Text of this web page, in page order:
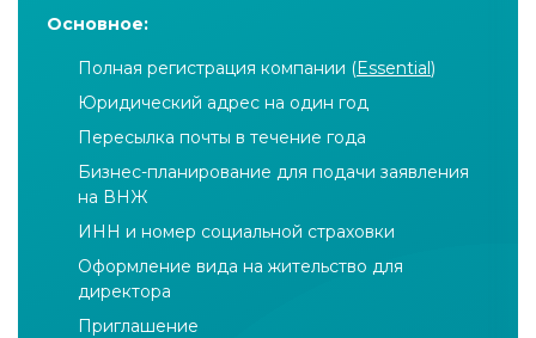
Основное:
Полная регистрация компании (Essential)
Юридический адрес на один год
Пересылка почты в течение года
Бизнес-планирование для подачи заявления
на ВНЖ
ИНН и номер социальной страховки
Оформление вида на жительство для
директора
Приглашение